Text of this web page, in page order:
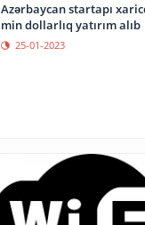
Azərbaycan startapı
min dollarlıq yatırım alıb
25-01-2023